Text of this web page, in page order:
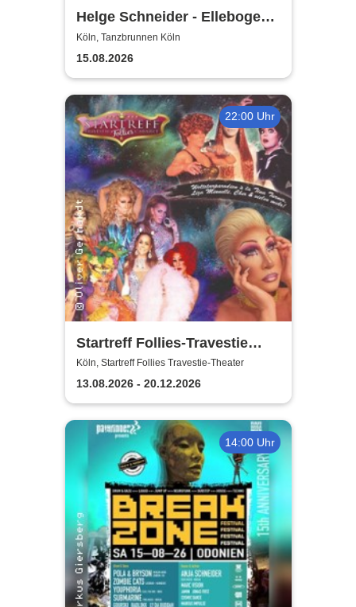
Helge Schneider - Ellebogen
vom Tich
Köln, Tanzbrunnen Köln
15.08.2026
22:00 Uhr
Startreff Follies-Travestie
Theater Köln
Köln, Startreff Follies Travestie-Theater
13.08.2026 - 20.12.2026
14:00 Uhr